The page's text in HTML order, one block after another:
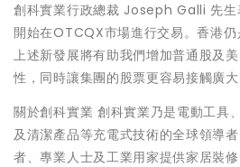
創科實業行政總裁 Joseph Galli 先生
開始在OTCQX市場進行交易。香港
上述新發展將有助我們增加普通股及
性，同時讓集團的股票更容易接觸廣大
關於創科實業 創科實業乃是電動工具
及清潔產品等充電式技術的全球領導
者、專業人士及工業用家提供家居裝